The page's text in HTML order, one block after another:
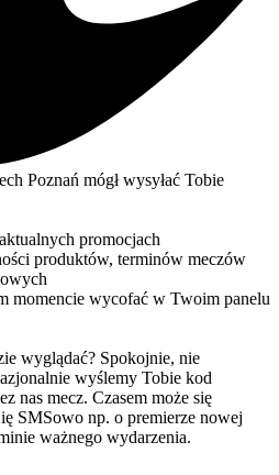
Poznań mógł wysyłać Tobie
promocjach
produktów, terminów meczów
momencie wycofać w Twoim panelu
wyglądać? Spokojnie, nie
wyślemy Tobie kod
nas mecz. Czasem może się
SMSowo np. o premierze nowej
ważnego wydarzenia.